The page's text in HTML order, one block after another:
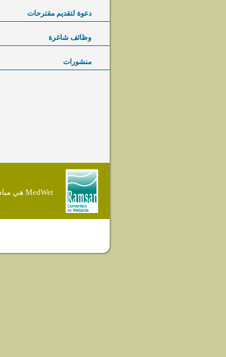
دعوة لتقديم مقترحات
وظائف شاغرة
منشورات
MedWet هي مبادرة إقليمية بموجب إتفاقية Ramsar